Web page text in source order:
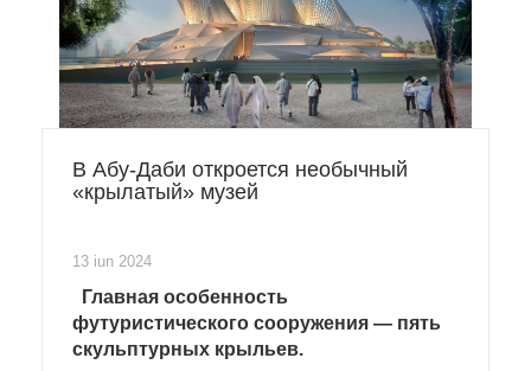
В Абу-Даби откроется необычный
«крылатый» музей
13 iun 2024
Главная особенность
футуристического сооружения — пять
скульптурных крыльев.